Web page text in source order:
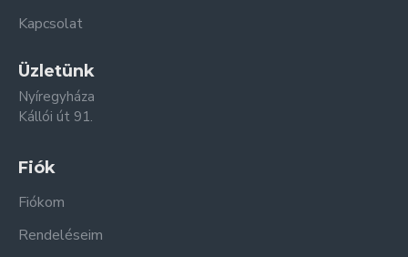
Kapcsolat
Üzletünk
Nyíregyháza
Kállói út 91.
Fiók
Fiókom
Rendeléseim